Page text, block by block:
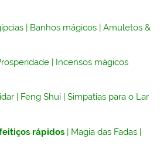
| Banhos mágicos |Amuletos &
| Incensos mágicos
| Feng Shui |Simpatias para o Lar
rápidos | Magia das Fadas |